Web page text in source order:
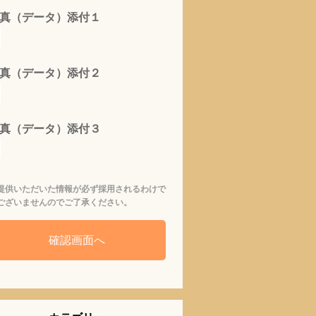
（データ）添付１
（データ）添付２
（データ）添付３
供いただいた情報が必ず採用されるわけで
ざいませんのでご了承ください。